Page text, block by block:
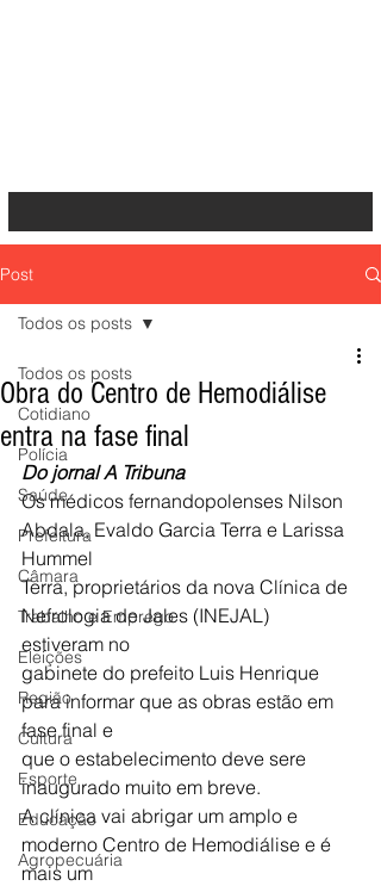
Post
Todos os posts
Cotidiano
Polícia
Saúde
Prefeitura
Câmara
Trabalho e Emprego
Eleições
Região
Cultura
Esporte
Educação
Agropecuária
Todos os posts
Obra do Centro de Hemodiálise
entra na fase final
Do jornal A Tribuna
Os médicos fernandopolenses Nilson
Abdala, Evaldo Garcia Terra e Larissa
Hummel
Terra, proprietários da nova Clínica de
Nefrologia de Jales (INEJAL)
estiveram no
gabinete do prefeito Luis Henrique
para informar que as obras estão em
fase final e
que o estabelecimento deve sere
inaugurado muito em breve.
A clínica vai abrigar um amplo e
moderno Centro de Hemodiálise e é
mais um